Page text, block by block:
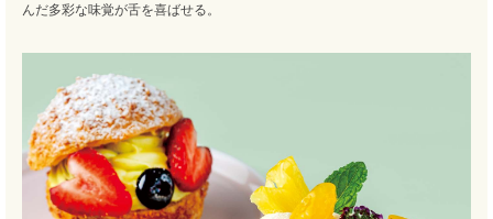
んだ多彩な味覚が舌を喜ばせる。